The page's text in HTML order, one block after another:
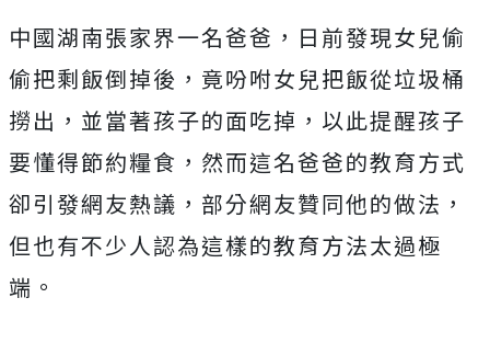
中國湖南張家界一名爸爸，日前發現女兒偷
偷把剩飯倒掉後，竟吩咐女兒把飯從垃圾桶
撈出，並當著孩子的面吃掉，以此提醒孩子
要懂得節約糧食，然而這名爸爸的教育方式
卻引發網友熱議，部分網友贊同他的做法，
但也有不少人認為這樣的教育方法太過極
端。